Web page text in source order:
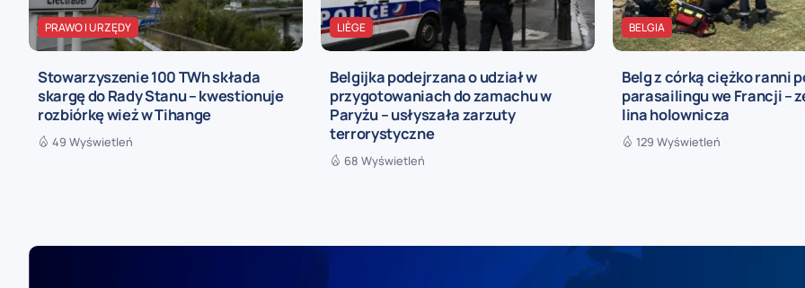
PRAWO I URZĘDY
Stowarzyszenie 100 TWh składa
skargę do Rady Stanu – kwestionuje
rozbiórkę wież w Tihange
49 Wyświetleń
LIÈGE
Belgijka podejrzana o udział w
przygotowaniach do zamachu w
Paryżu – usłyszała zarzuty
terrorystyczne
68 Wyświetleń
BELGIA
Belg z córką ciężko ranni
parasailingu we Francji –
lina holownicza
129 Wyświetleń